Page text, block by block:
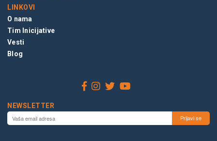
LINKOVI
O nama
Tim Inicijative
Vesti
Blog
NEWSLETTER